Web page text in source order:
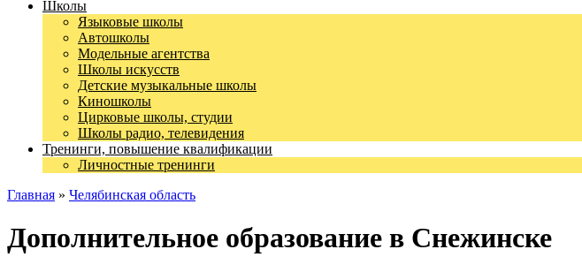
Школы
Языковые школы
Автошколы
Модельные агентства
Школы искусств
Детские музыкальные школы
Киношколы
Цирковые школы, студии
Школы радио, телевидения
Тренинги, повышение квалификации
Личностные тренинги
Главная » Челябинская область
Дополнительное образование в Снежинске